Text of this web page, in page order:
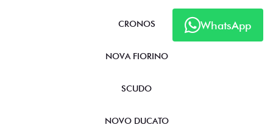
WhatsApp
CRONOS
NOVA FIORINO
SCUDO
NOVO DUCATO